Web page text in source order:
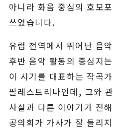
아니라 화음 중심의 호모
쓰였습니다.
유럽 전역에서 뛰어난 음
후반 음악 활동의 중심지
이 시기를 대표하는 작곡
팔레스트리나인데, 그와
사실과 다른 이야기가 전
공의회가 가사가 잘 들리